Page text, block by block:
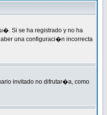
Si se ha registrado y no ha
una configuraci�n incorrecta
invitado no difrutar�a, como